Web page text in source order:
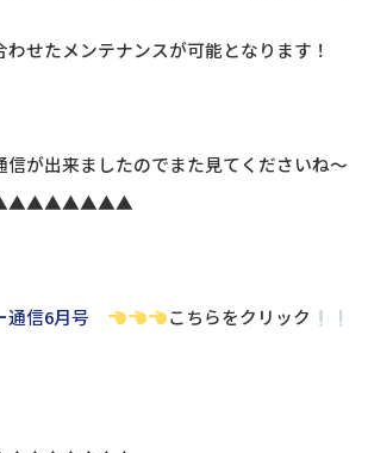
せたメンテナンスが可能となります！
信が出来ましたのでまた見てくださいね～
通信6月号 こちらをクリック